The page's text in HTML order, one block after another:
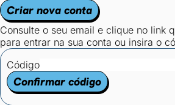
Criar nova conta
Consulte o seu email e clique no link
para entrar na sua conta ou insira o
Código
Confirmar código